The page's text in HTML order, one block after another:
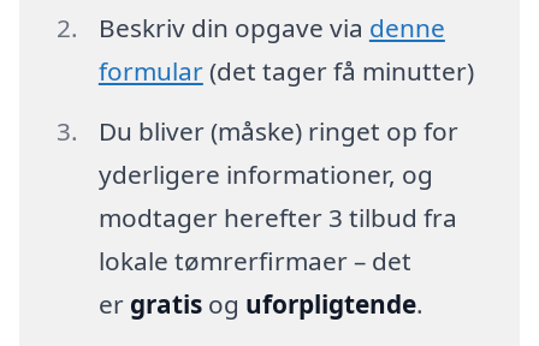
Beskriv din opgave via denne
formular(det tager få minutter)
Du bliver (måske) ringet op for
yderligere informationer, og
modtager herefter 3 tilbud fra
lokale tømrerfirmaer – det
er gratisog uforpligtende.